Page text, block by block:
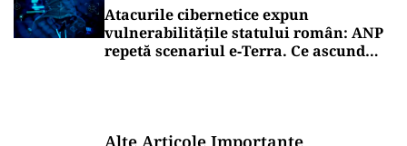
Atacurile cibernetice expun
vulnerabilitățile statului român: ANP
repetă scenariul e‑Terra. Ce ascund